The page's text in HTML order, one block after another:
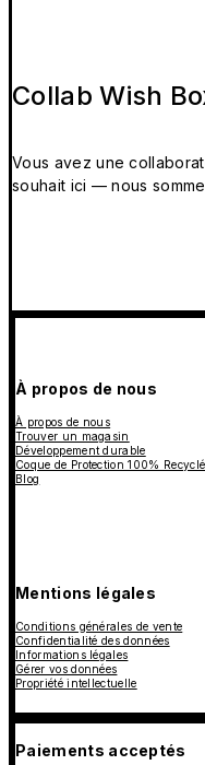
Collab Wish
Vous avez une
souhait ici — nous
À propos de nous
À propos de nous
Trouver un magasin
Développement durable
Coque de Protection 100%
Blog
Mentions légales
Conditions générales de vente
Confidentialité des données
Informations légales
Gérer vos données
Propriété intellectuelle
Paiements acceptés